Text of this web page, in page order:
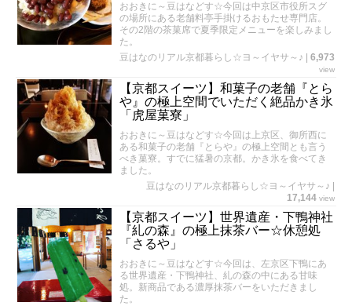
おおきに～豆はなどす☆今回は中京区市役所スグ
の場所にある老舗料亭手掛けるおもたせ専門店。
その2階の茶菓席で夏季限定メニューを楽しみまし
た。
豆はなのリアル京都暮らし☆ヨ～イヤサ～♪
6,973
view
【京都スイーツ】和菓子の老舗『とら
や』の極上空間でいただく絶品かき氷
「虎屋菓寮」
おおきに～豆はなどす☆今回は上京区、御所西に
ある和菓子の老舗『とらや』の極上空間とも言う
べき菓寮。すでに猛暑の京都。かき氷を食べてき
ました。
豆はなのリアル京都暮らし☆ヨ～イヤサ～♪
17,144 view
【京都スイーツ】世界遺産・下鴨神社
『糺の森』の極上抹茶バー☆休憩処
「さるや」
おおきに～豆はなどす☆今回は、左京区下鴨にあ
る世界遺産・下鴨神社、糺の森の中にある甘味
処。新商品である濃厚抹茶バーをいただきまし
た。